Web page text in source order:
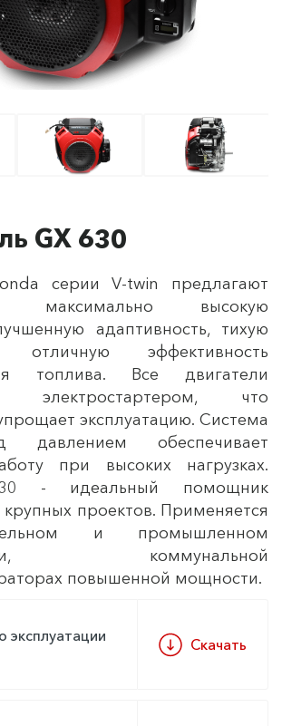
GX 630
серии V-twin предлагают
максимально высокую
адаптивность, тихую
эффективность
топлива. Все двигатели
электростартером, что
эксплуатацию. Система
давлением обеспечивает
при высоких нагрузках.
- идеальный помощник
проектов. Применяется
и промышленном
коммунальной
повышенной мощности.
эксплуатации
Скачать